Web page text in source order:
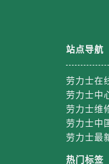
站点导航
劳力士在
劳力士中
劳力士维
劳力士中
劳力士最
热门标签